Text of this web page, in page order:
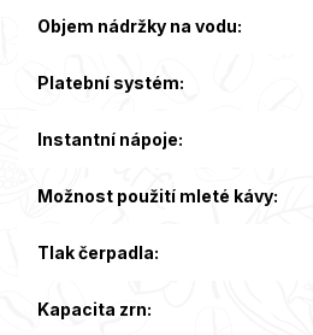
Objem nádržky na vodu:
Platební systém:
Instantní nápoje:
Možnost použití mleté kávy:
Tlak čerpadla:
Kapacita zrn: